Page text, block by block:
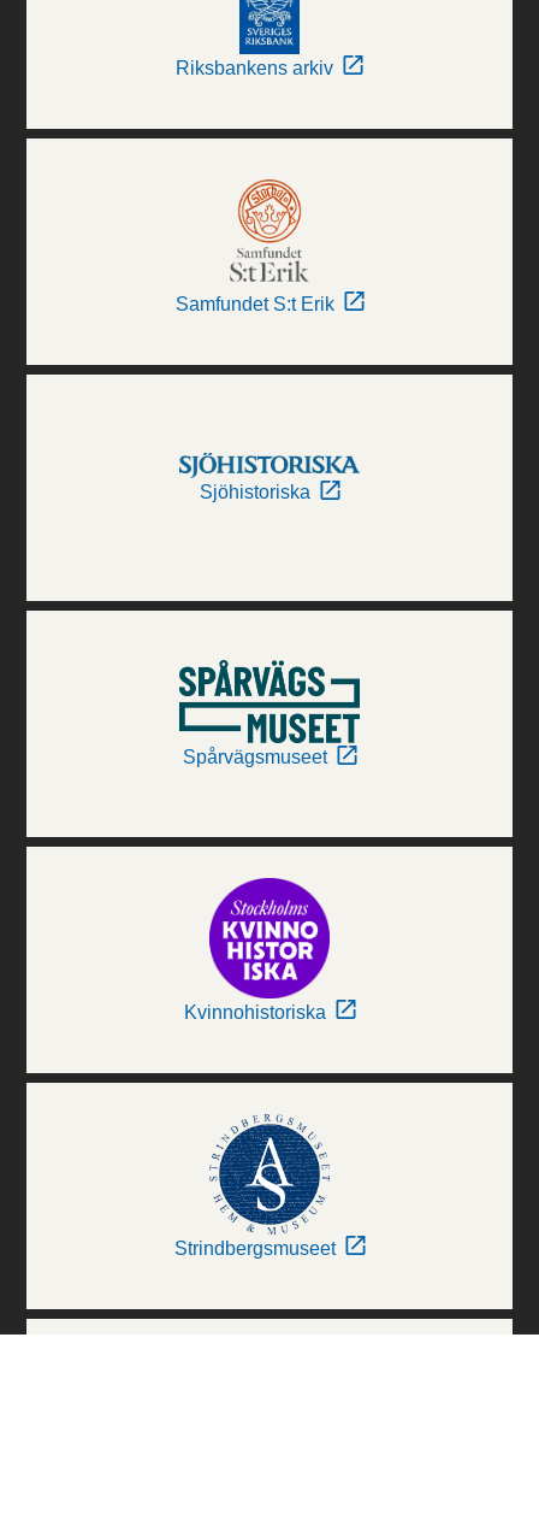
Riksbankens arkiv
Samfundet S:t Erik
Sjöhistoriska
Spårvägsmuseet
Kvinnohistoriska
Strindbergsmuseet